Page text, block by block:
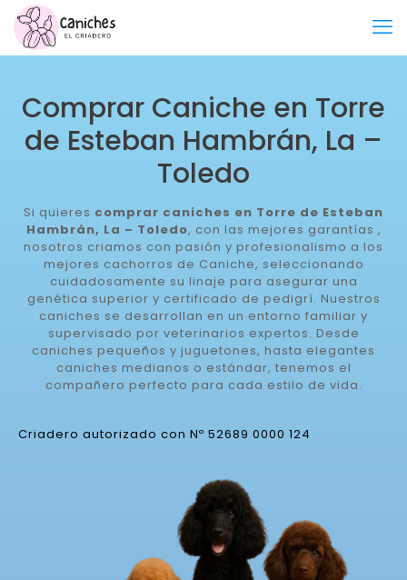
Comprar Caniche en Torre
de Esteban Hambrán, La –
Toledo
Si quieres comprar caniches en Torre de Esteban
Hambrán, La – Toledo, con las mejores garantías ,
nosotros criamos con pasión y profesionalismo a los
mejores cachorros de Caniche, seleccionando
cuidadosamente su linaje para asegurar una
genética superior y certificado de pedigrí. Nuestros
caniches se desarrollan en un entorno familiar y
supervisado por veterinarios expertos. Desde
caniches pequeños y juguetones, hasta elegantes
caniches medianos o estándar, tenemos el
compañero perfecto para cada estilo de vida.
Criadero autorizado con Nº 52689 0000 124